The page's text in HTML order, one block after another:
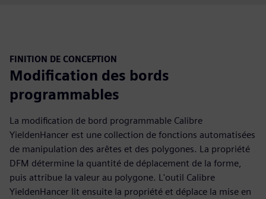
FINITION DE CONCEPTION
Modification des bords
programmables
La modification de bord programmable Calibre
YieldenHancer est une collection de fonctions automatisées
de manipulation des arêtes et des polygones. La propriété
DFM détermine la quantité de déplacement de la forme,
puis attribue la valeur au polygone. L'outil Calibre
YieldenHancer lit ensuite la propriété et déplace la mise en